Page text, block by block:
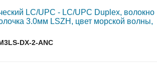
LC/UPC - LC/UPC Duplex, волокно
3.0мм LSZH, цвет морской волны,
DX-2-ANC